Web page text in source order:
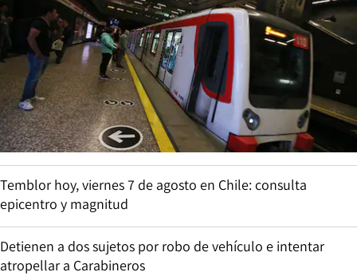
Temblor hoy, viernes 7 de agosto en Chile: consulta
epicentro y magnitud
Detienen a dos sujetos por robo de vehículo e intentar
atropellar a Carabineros